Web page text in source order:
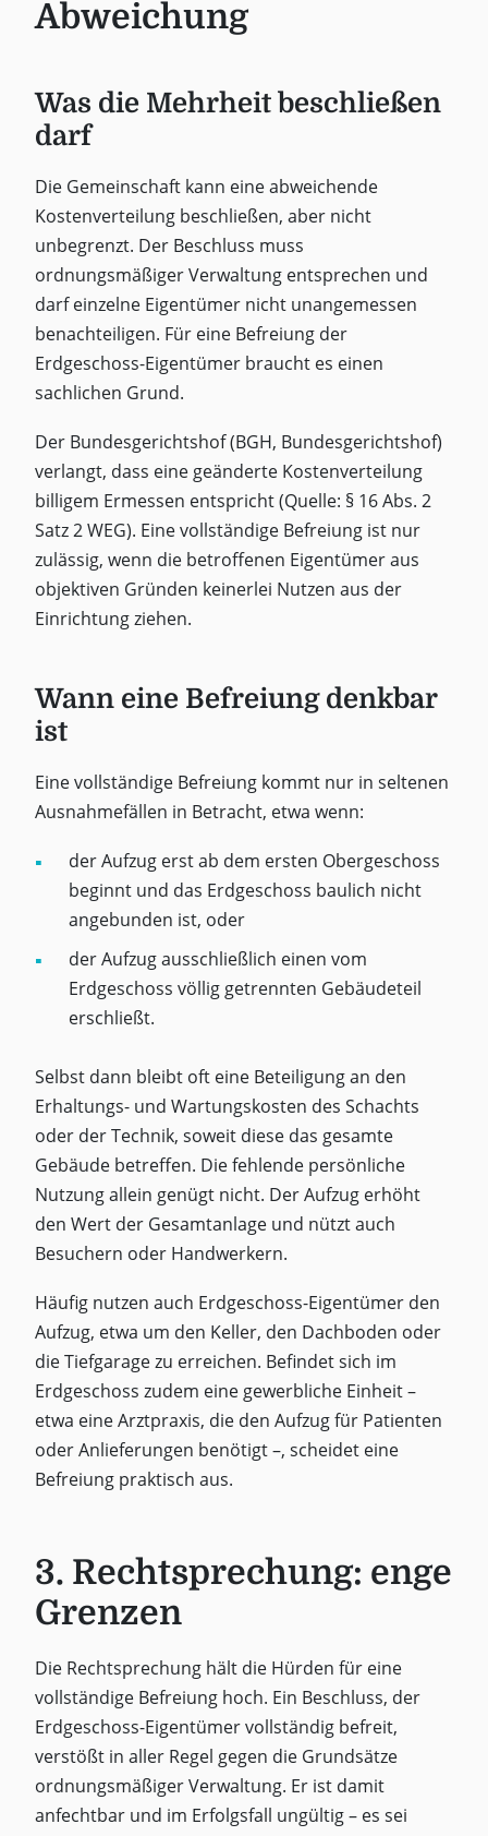
Abweichung
Was die Mehrheit beschließen
darf
Die Gemeinschaft kann eine abweichende
Kostenverteilung beschließen, aber nicht
unbegrenzt. Der Beschluss muss
ordnungsmäßiger Verwaltung entsprechen und
darf einzelne Eigentümer nicht unangemessen
benachteiligen. Für eine Befreiung der
Erdgeschoss-Eigentümer braucht es einen
sachlichen Grund.
Der Bundesgerichtshof (BGH, Bundesgerichtshof)
verlangt, dass eine geänderte Kostenverteilung
billigem Ermessen entspricht (Quelle: § 16 Abs. 2
Satz 2 WEG). Eine vollständige Befreiung ist nur
zulässig, wenn die betroffenen Eigentümer aus
objektiven Gründen keinerlei Nutzen aus der
Einrichtung ziehen.
Wann eine Befreiung denkbar
ist
Eine vollständige Befreiung kommt nur in seltenen
Ausnahmefällen in Betracht, etwa wenn:
der Aufzug erst ab dem ersten Obergeschoss
beginnt und das Erdgeschoss baulich nicht
angebunden ist, oder
der Aufzug ausschließlich einen vom
Erdgeschoss völlig getrennten Gebäudeteil
erschließt.
Selbst dann bleibt oft eine Beteiligung an den
Erhaltungs- und Wartungskosten des Schachts
oder der Technik, soweit diese das gesamte
Gebäude betreffen. Die fehlende persönliche
Nutzung allein genügt nicht. Der Aufzug erhöht
den Wert der Gesamtanlage und nützt auch
Besuchern oder Handwerkern.
Häufig nutzen auch Erdgeschoss-Eigentümer den
Aufzug, etwa um den Keller, den Dachboden oder
die Tiefgarage zu erreichen. Befindet sich im
Erdgeschoss zudem eine gewerbliche Einheit –
etwa eine Arztpraxis, die den Aufzug für Patienten
oder Anlieferungen benötigt –, scheidet eine
Befreiung praktisch aus.
3. Rechtsprechung: enge
Grenzen
Die Rechtsprechung hält die Hürden für eine
vollständige Befreiung hoch. Ein Beschluss, der
Erdgeschoss-Eigentümer vollständig befreit,
verstößt in aller Regel gegen die Grundsätze
ordnungsmäßiger Verwaltung. Er ist damit
anfechtbar und im Erfolgsfall ungültig – es sei